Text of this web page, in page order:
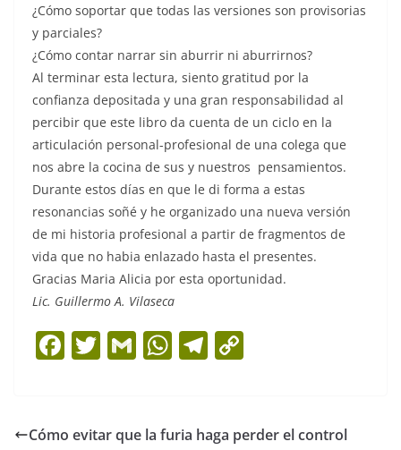
¿Cómo soportar que todas las versiones son provisorias
y parciales?
¿Cómo contar narrar sin aburrir ni aburrirnos?
Al terminar esta lectura, siento gratitud por la
confianza depositada y una gran responsabilidad al
percibir que este libro da cuenta de un ciclo en la
articulación personal-profesional de una colega que
nos abre la cocina de sus y nuestros pensamientos.
Durante estos días en que le di forma a estas
resonancias soñé y he organizado una nueva versión
de mi historia profesional a partir de fragmentos de
vida que no habia enlazado hasta el presentes.
Gracias Maria Alicia por esta oportunidad.
Lic. Guillermo A. Vilaseca
F
e
T
er
G
l
W
s
T
gr y
Cómo evitar que la furia haga perder el control